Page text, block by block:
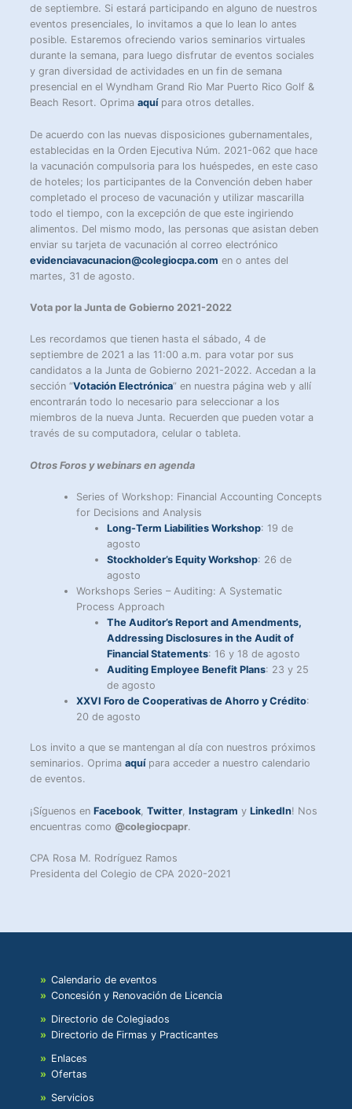
de septiembre. Si estará participando en alguno de nuestros
eventos presenciales, lo invitamos a que lo lean lo antes
posible. Estaremos ofreciendo varios seminarios virtuales
durante la semana, para luego disfrutar de eventos sociales
y gran diversidad de actividades en un fin de semana
presencial en el Wyndham Grand Rio Mar Puerto Rico Golf &
Beach Resort. Oprimaaquípara otros detalles.
De acuerdo con las nuevas disposiciones gubernamentales,
establecidas en la Orden Ejecutiva Núm. 2021-062 que hace
la vacunación compulsoria para los huéspedes, en este caso
de hoteles; los participantes de la Convención deben haber
completado el proceso de vacunación y utilizar mascarilla
todo el tiempo, con la excepción de que este ingiriendo
alimentos. Del mismo modo, las personas que asistan deben
enviar su tarjeta de vacunación al correo electrónico
evidenciavacunacion@colegiocpa.com en o antes del
martes, 31 de agosto.
Vota por la Junta de Gobierno 2021-2022
Les recordamos que tienen hasta el sábado, 4 de
septiembre de 2021 a las 11:00 a.m. para votar por sus
candidatos a la Junta de Gobierno 2021-2022. Accedan a la
sección “Votación Electrónica” en nuestra página web y allí
encontrarán todo lo necesario para seleccionar a los
miembros de la nueva Junta. Recuerden que pueden votar a
través de su computadora, celular o tableta.
Otros Foros y webinars en agenda
Series of Workshop: Financial Accounting Concepts
for Decisions and Analysis
Long-Term Liabilities Workshop: 19 de
agosto
Stockholder’s Equity Workshop: 26 de
agosto
Workshops Series – Auditing: A Systematic
Process Approach
The Auditor’s Report and Amendments,
Addressing Disclosures in the Audit of
Financial Statements: 16 y 18 de agosto
Auditing Employee Benefit Plans: 23 y 25
de agosto
XXVI Foro de Cooperativas de Ahorro y Crédito:
20 de agosto
Los invito a que se mantengan al día con nuestros próximos
seminarios. Oprimaaquípara acceder a nuestro calendario
de eventos.
¡Síguenos enFacebook ,Twitter ,Instagram yLinkedIn! Nos
encuentras como @colegiocpapr.
CPA Rosa M. Rodríguez Ramos
Presidenta del Colegio de CPA 2020-2021
Calendario de eventos
Concesión y Renovación de Licencia
Directorio de Colegiados
Directorio de Firmas y Practicantes
Enlaces
Ofertas
Servicios